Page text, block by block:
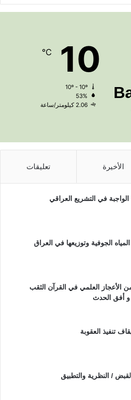
10
℃
53%
2.06 كيلومتر/ساعة
الأخيرة تعليقات
الواجبة في التشريع العراقي
الجوفية وتوزيعها في العراق
الأعجاز العلمي في القرآن الثقب
و أفق الحدث
تنفيذ العقوبة
/ النظرية والتطبيق